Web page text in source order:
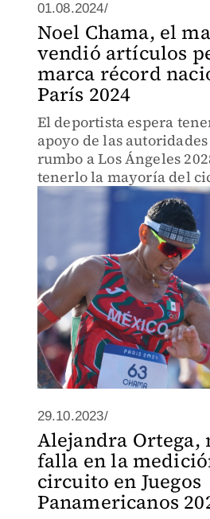
01.08.2024/
Noel Chama, el
vendió artículos
marca récord
París 2024
El deportista espera
apoyo de las
rumbo a Los Ángeles
tenerlo la mayoría del
el sitio 13
29.10.2023/
Alejandra Ortega,
falla en la
circuito en Juegos
Panamericanos